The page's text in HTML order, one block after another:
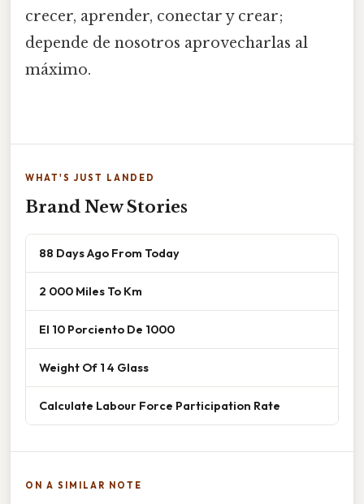
crecer, aprender, conectar y crear;
depende de nosotros aprovecharlas al
máximo.
WHAT'S JUST LANDED
Brand New Stories
88 Days Ago From Today
2 000 Miles To Km
El 10 Porciento De 1000
Weight Of 1 4 Glass
Calculate Labour Force Participation Rate
ON A SIMILAR NOTE